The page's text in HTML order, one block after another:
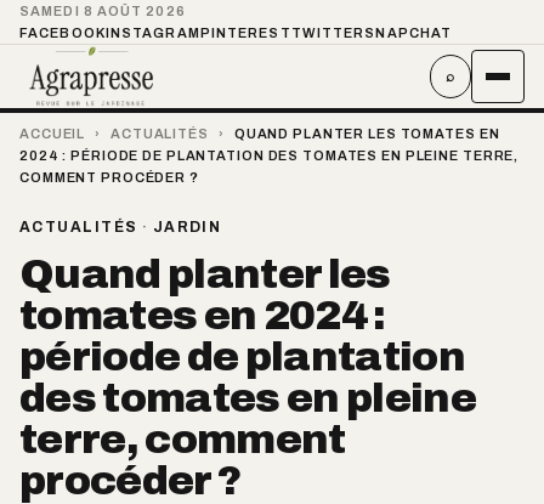
SAMEDI 8 AOÛT 2026
FACEBOOKINSTAGRAMPINTEREST TWITTER SNAPCHAT
⌕
ACCUEIL › ACTUALITÉS ›
QUAND PLANTER LES TOMATES EN
2024 : PÉRIODE DE PLANTATION DES TOMATES EN PLEINE TERRE,
COMMENT PROCÉDER ?
ACTUALITÉS · JARDIN
Quand planter les
tomates en 2024 :
période de plantation
des tomates en pleine
terre, comment
procéder ?